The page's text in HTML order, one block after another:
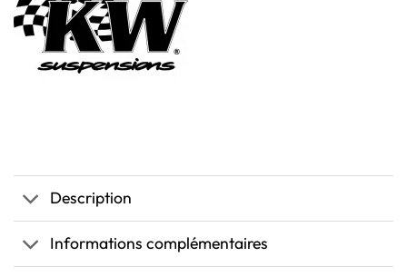
Description
Informations complémentaires